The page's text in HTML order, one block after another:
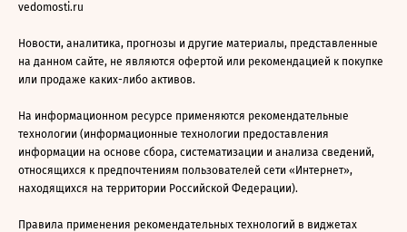
vedomosti.ru
Новости, аналитика, прогнозы и другие материалы, представленные
на данном сайте, не являются офертой или рекомендацией к покупке
или продаже каких-либо активов.
На информационном ресурсе применяются рекомендательные
технологии (информационные технологии предоставления
информации на основе сбора, систематизации и анализа сведений,
относящихся к предпочтениям пользователей сети «Интернет»,
находящихся на территории Российской Федерации).
Правила применения рекомендательных технологий в виджетах